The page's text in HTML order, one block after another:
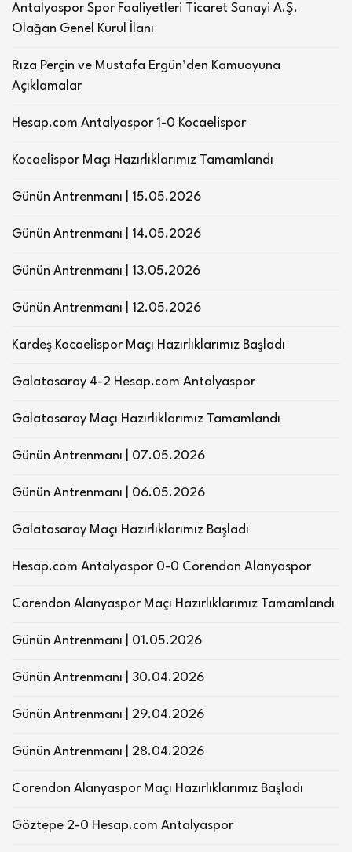
Antalyaspor Spor Faaliyetleri Ticaret Sanayi A.Ş.
Olağan Genel Kurul İlanı
Rıza Perçin ve Mustafa Ergün’den Kamuoyuna
Açıklamalar
Hesap.com Antalyaspor 1-0 Kocaelispor
Kocaelispor Maçı Hazırlıklarımız Tamamlandı
Günün Antrenmanı | 15.05.2026
Günün Antrenmanı | 14.05.2026
Günün Antrenmanı | 13.05.2026
Günün Antrenmanı | 12.05.2026
Kardeş Kocaelispor Maçı Hazırlıklarımız Başladı
Galatasaray 4-2 Hesap.com Antalyaspor
Galatasaray Maçı Hazırlıklarımız Tamamlandı
Günün Antrenmanı | 07.05.2026
Günün Antrenmanı | 06.05.2026
Galatasaray Maçı Hazırlıklarımız Başladı
Hesap.com Antalyaspor 0-0 Corendon Alanyaspor
Corendon Alanyaspor Maçı Hazırlıklarımız Tamamlandı
Günün Antrenmanı | 01.05.2026
Günün Antrenmanı | 30.04.2026
Günün Antrenmanı | 29.04.2026
Günün Antrenmanı | 28.04.2026
Corendon Alanyaspor Maçı Hazırlıklarımız Başladı
Göztepe 2-0 Hesap.com Antalyaspor